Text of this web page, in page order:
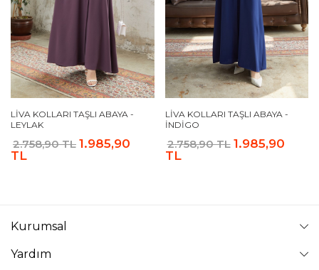
LIVA KOLLARI TAŞLI ABAYA -
LEYLAK
2.758,90 TL 1.985,90
TL
LIVA KOLLARI TAŞLI ABAYA -
İNDIGO
2.758,90 TL 1.985,90
TL
Kurumsal
Yardım